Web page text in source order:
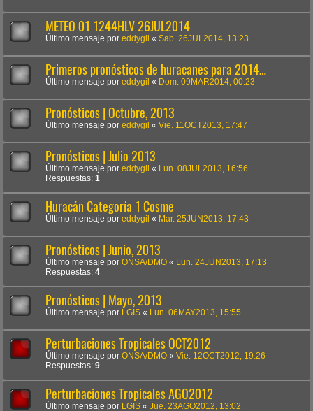
METEO 01 1244HLV 26JUL2014
Último mensaje por eddygil « Sab. 26JUL2014, 13:23
Primeros pronósticos de huracanes para 2014…
Último mensaje por eddygil « Dom. 09MAR2014, 00:23
Pronósticos | Octubre, 2013
Último mensaje por eddygil « Vie. 11OCT2013, 17:47
Pronósticos | Julio 2013
Último mensaje por eddygil «
Lun. 08JUL2013, 16:56
Respuestas: 1
Huracán Categoría 1 Cosme
Último mensaje por eddygil « Mar. 25JUN2013, 17:43
Pronósticos | Junio, 2013
Último mensaje por ONSA/DMO «
Lun. 24JUN2013, 17:13
Respuestas: 4
Pronósticos | Mayo, 2013
Último mensaje por LGIS « Lun. 06MAY2013, 15:55
Perturbaciones Tropicales OCT2012
Último mensaje por ONSA/DMO « Vie. 12OCT2012, 19:26
Respuestas: 9
Perturbaciones Tropicales AGO2012
Último mensaje por LGIS « Jue. 23AGO2012, 13:02